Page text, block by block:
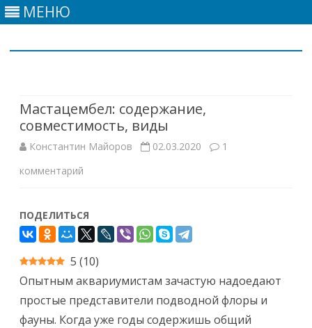
МЕНЮ
Мастацембел: содержание,
совместимость, виды
Константин Майоров 02.03.2020
1
комментарий
Мастацембел:
содержание,
совместимость,
виды
ПОДЕЛИТЬСЯ
5 (10)
Опытным аквариумистам зачастую надоедают
простые представители подводной флоры и
фауны. Когда уже годы содержишь общий